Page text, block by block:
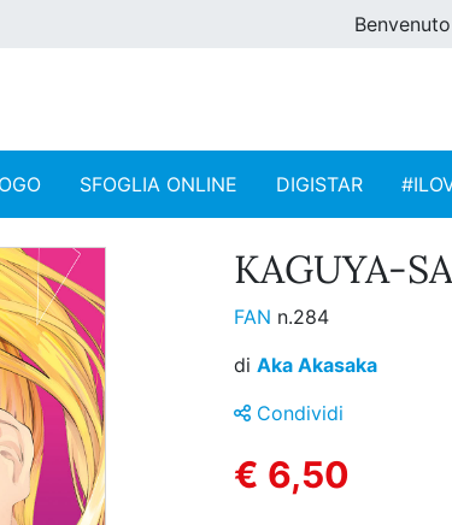
Benvenuto
SFOGLIA ONLINE DIGISTAR
KAGUYA-
FAN n.284
di Aka Akasaka
Condividi
€ 6,50